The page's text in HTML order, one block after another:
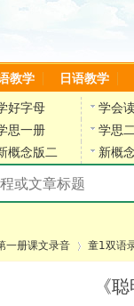
教学 日语教学
好字母 学会
思一册 学思
概念版二 新概
一册课文录音 童1双语
《